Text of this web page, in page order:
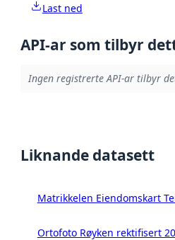
Last ned
API-ar som tilbyr
Ingen registrerte API-ar tilbyr
Liknande datasett
Matrikkelen Eiendomskart
Ortofoto Røyken rektifisert